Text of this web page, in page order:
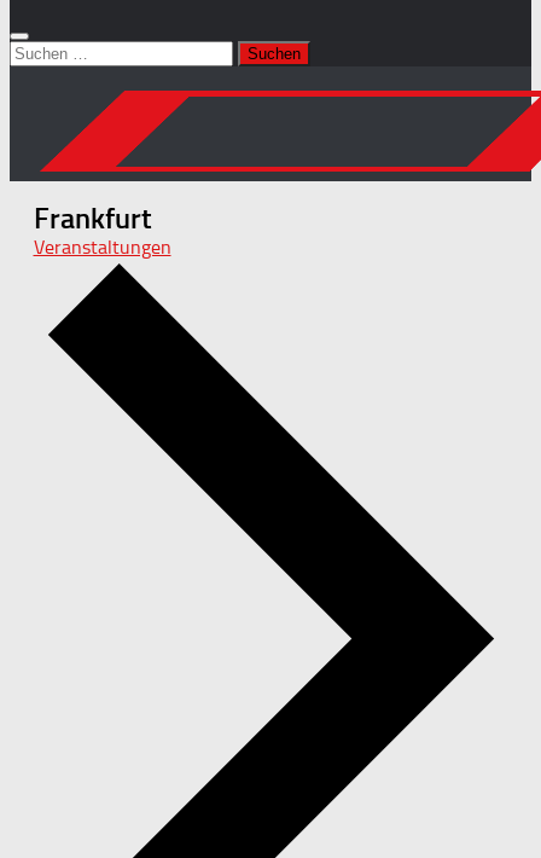
Suchen
nach:
Frankfurt
Veranstaltungen